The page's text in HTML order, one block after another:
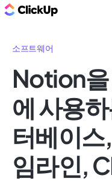
소프트웨어
Notion을
에 사용
터베이스
임라인,